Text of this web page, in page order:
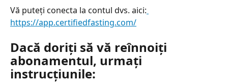
Vă puteți conecta la contul dvs. aici:
https://app.certifiedfasting.com/
Dacă doriți să vă reînnoiți
abonamentul, urmați
instrucțiunile: